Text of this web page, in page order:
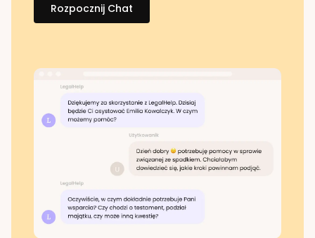
Rozpocznij Chat